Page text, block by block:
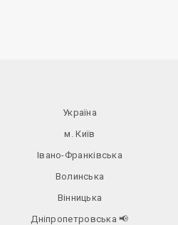
Україна
м. Київ
Івано-Франківська
Волинська
Вінницька
Дніпропетровська📢